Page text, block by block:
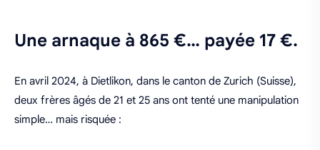
Une arnaque à 865 €… payée 17 €.
En avril 2024, à Dietlikon, dans le canton de Zurich (Suisse),
deux frères âgés de 21 et 25 ans ont tenté une manipulation
simple… mais risquée :